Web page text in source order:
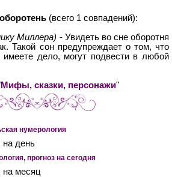
оборотень (всего 1 совпадений):
Миллера) - Увидеть во сне оборотня
Такой сон предупреждает о том, что
дело, могут подвести в любой
Мифы, сказки, персонажи"
нумерология
на день
прогноз на сегодня
на месяц